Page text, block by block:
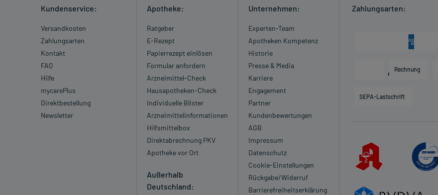
Kundenservice:
Versandkosten
Zahlungsarten
Kontakt
FAQ
Hilfe
mycarePlus
Direktbestellung
Newsletter
Apotheke:
Ratgeber
E-Rezept
Papierrezept einlösen
Formular anfordern
Arzneimittel-Check
Hausapotheken-Check
Individuelle Blister
Arzneimittelinformationen
Hilfsmittelbox
Direktabrechnung PKV
Apotheke vor Ort
Außerhalb
Deutschland:
Unternehmen:
Experten-Team
Apotheken Kompetenz
Historie
Presse & Media
Karriere
Engagement
Partner
Kundenbewertungen
AGB
Impressum
Datenschutz
Cookie-Einstellungen
Rückgabe/Widerruf
Barrierefreiheitserklärung
Zahlungsarten:
Rechnung
SEPA-Lastschrift